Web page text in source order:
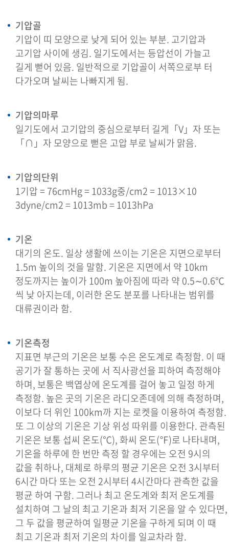
기압골
기압이 띠 모양으로 낮게 되어 있는 부분. 고기압과
고기압 사이에 생김. 일기도에서는 등압선이 가늘고
길게 뻗어 있음. 일반적으로 기압골이 서쪽으로부 터
다가오며 날씨는 나빠지게 됨.
기압의마루
일기도에서 고기압의 중심으로부터 길게「V」자 또는
「∩」자 모양으로 뻗은 고압 부로 날씨가 맑음.
기압의단위
1기압 = 76cmHg = 1033g중/cm2 = 1013×10
3dyne/cm2 = 1013mb = 1013hPa
기온
대기의 온도. 일상 생활에 쓰이는 기온은 지면으로부터
1.5m 높이의 것을 말함. 기온은 지면에서 약 10km
정도까지는 높이가 100m 높아짐에 따라 약 0.5∼0.6℃
씩 낮 아지는데, 이러한 온도 분포를 나타내는 범위를
대류권이라 함.
기온측정
지표면 부근의 기온은 보통 수은 온도계로 측정함. 이 때
공기가 잘 통하는 곳에 서 직사광선을 피하여 측정해야
하며, 보통은 백엽상에 온도계를 걸어 놓고 일정 하게
측정함. 높은 곳의 기온은 라디오존데에 의해 측정하며,
이보다 더 위인 100km까 지는 로켓을 이용하여 측정함.
또 그 이상의 기온은 기상 위성 따위를 이용한다. 관측된
기온은 보통 섭씨 온도(℃), 화씨 온도(℉)로 나타내며,
기온을 하루에 한 번만 측정 할 경우에는 오전 9시의
값을 취하나, 대체로 하루의 평균 기온은 오전 3시부터
6시간 마다 또는 오전 2시부터 4시간마다 관측한 값을
평균 하여 구함. 그러나 최고 온도계와 최저 온도계를
설치하여 그 날의 최고 기온과 최저 기온을 알 수 있다면,
그 두 값을 평균하여 일평균 기온을 구하게 되며 이 때
최고 기온과 최저 기온의 차이를 일교차라 함.